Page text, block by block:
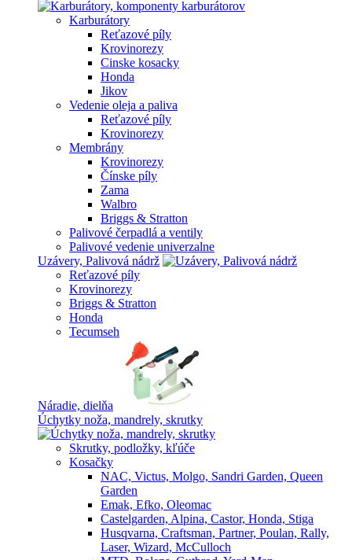
Karburátory
Reťazové píly
Krovinorezy
Cinske kosacky
Honda
Jikov
Vedenie oleja a paliva
Reťazové píly
Krovinorezy
Membrány
Krovinorezy
Čínske píly
Zama
Walbro
Briggs & Stratton
Palivové čerpadlá a ventily
Palivové vedenie univerzalne
Uzávery, Palivová nádrž
Reťazové píly
Krovinorezy
Briggs & Stratton
Honda
Tecumseh
Náradie, dielňa
Úchytky noža, mandrely, skrutky
Skrutky, podložky, kľúče
Kosačky
NAC, Victus, Molgo, Sandri Garden, Queen
Garden
Emak, Efko, Oleomac
Castelgarden, Alpina, Castor, Honda, Stiga
Husqvarna, Craftsman, Partner, Poulan, Rally,
Laser, Wizard, McCulloch